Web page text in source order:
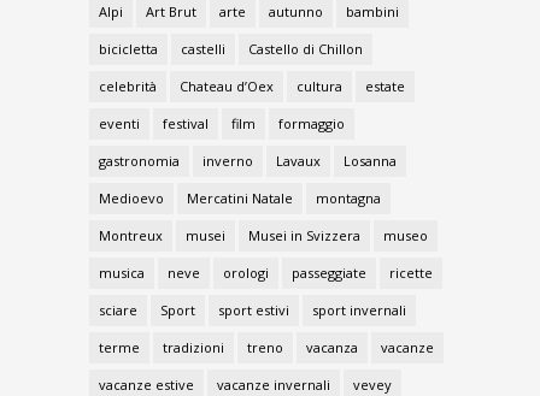
Alpi Art Brut arte autunno bambini
bicicletta castelli Castello di Chillon
celebrità Chateau d’Oex cultura estate
eventi festival film formaggio
gastronomia inverno Lavaux Losanna
Medioevo Mercatini Natale montagna
Montreux musei Musei in Svizzera museo
musica neve orologi passeggiate ricette
sciare Sport sport estivi sport invernali
terme tradizioni treno vacanza vacanze
vacanze estive vacanze invernali vevey